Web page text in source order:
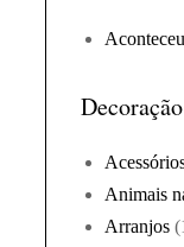
Decoração
Animais
Arranjos